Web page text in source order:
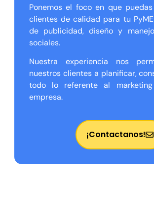
Ponemos el foco en que
clientes de calidad para tu
de publicidad, diseño y
sociales.
Nuestra experiencia nos
nuestros clientes a planificar,
todo lo referente al
empresa.
¡Contactanos!